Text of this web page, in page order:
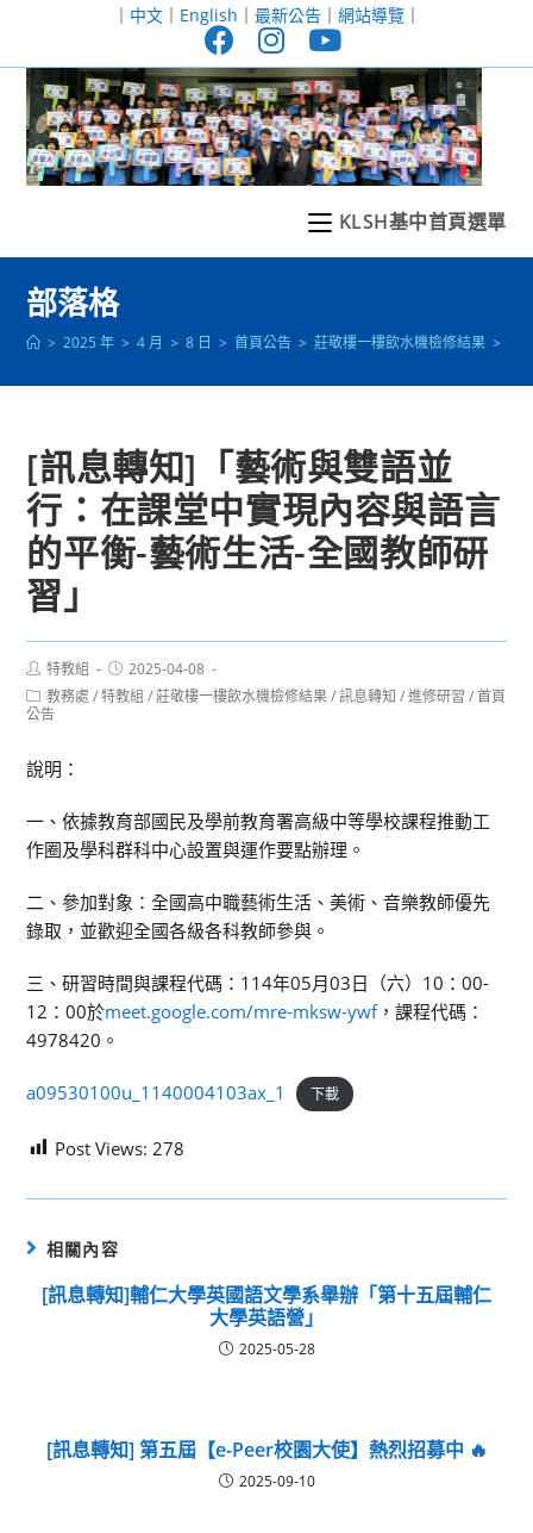
至
｜ 中文｜ English ｜ 最新公告｜ 網站導覽｜
KLSH基中首頁選單
部落格
> 2025 年 > 4 月 > 8 日 > 首頁公告 > 莊敬樓一樓飲水機檢修結果 >
[訊息轉知]「藝術與雙語並
行：在課堂中實現內容與語言
的平衡-藝術生活-全國教師研
習」
Post
author:
特教組
Post
published:
2025-04-08
Post
category:
教務處 / 特教組 / 莊敬樓一樓飲水機檢修結果 / 訊息轉知 / 進修研習 / 首頁
公告
說明：
一、依據教育部國民及學前教育署高級中等學校課程推動工
作圈及學科群科中心設置與運作要點辦理。
二、參加對象：全國高中職藝術生活、美術、音樂教師優先
錄取，並歡迎全國各級各科教師參與。
三、研習時間與課程代碼：114年05月03日（六）10：00-
12：00於meet.google.com/mre-mksw-ywf，課程代碼：
4978420。
a09530100u_1140004103ax_1 下載
Post Views: 278
相關內容
[訊息轉知]輔仁大學英國語文學系舉辦「第十五屆輔仁
大學英語營」
2025-05-28
[訊息轉知] 第五屆【e-Peer校園大使】熱烈招募中 🔥
2025-09-10